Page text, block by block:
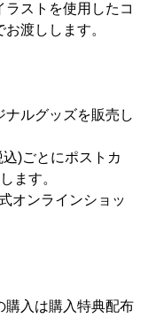
ストを使用したコ
渡しします。
ルグッズを販売し
)ごとにポストカ
ます。
オンラインショッ
入は購入特典配布